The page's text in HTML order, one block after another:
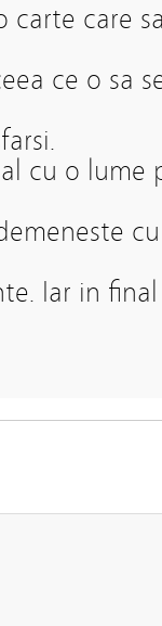
carte care
ce o sa
cu o lume
Iar in